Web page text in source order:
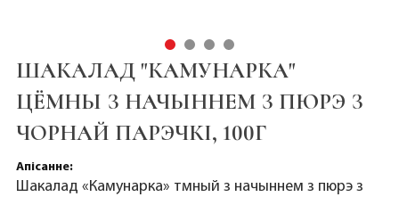
ШАКАЛАД "КАМУНАРКА"
ЦЁМНЫ З НАЧЫННЕМ З ПЮРЭ З
ЧОРНАЙ ПАРЭЧКІ, 100Г
Апісанне:
Шакалад «Камунарка» тмный з начыннем з пюрэ з